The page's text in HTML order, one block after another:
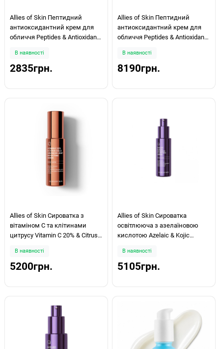
Allies of Skin Пептидний
антиоксидантний крем для
обличчя Peptides & Antioxidants
В наявності
2835грн.
Allies of Skin Пептидний
антиоксидантний крем для
обличчя Peptides & Antioxidants
В наявності
8190грн.
Allies of Skin Сироватка з
вітаміном С та клітинами
цитрусу Vitamin C 20% & Citrus
Serum 30мл
В наявності
5200грн.
Allies of Skin Сироватка
освітлююча з азелаїновою
кислотою Azelaic & Kojic
В наявності
5105грн.